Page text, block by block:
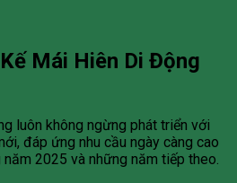
Mái Hiên Di Động
luôn không ngừng phát triển với
đáp ứng nhu cầu ngày càng cao
2025 và những năm tiếp theo.